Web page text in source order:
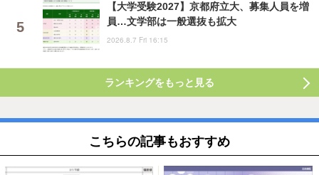
【大学受験2027】京都府立大、募集人員を増
員…文学部は一般選抜も拡大
2026.8.7 Fri 16:15
ランキングをもっと見る
こちらの記事もおすすめ